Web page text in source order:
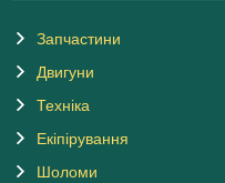
Запчастини
Двигуни
Техніка
Екіпірування
Шоломи